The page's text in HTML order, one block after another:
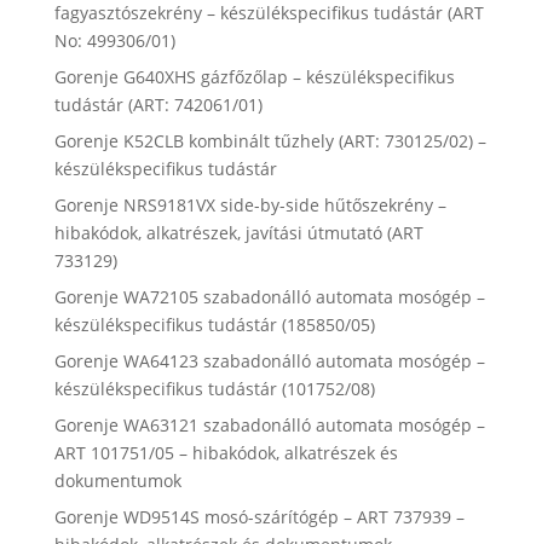
fagyasztószekrény – készülékspecifikus tudástár (ART
No: 499306/01)
Gorenje G640XHS gázfőzőlap – készülékspecifikus
tudástár (ART: 742061/01)
Gorenje K52CLB kombinált tűzhely (ART: 730125/02) –
készülékspecifikus tudástár
Gorenje NRS9181VX side-by-side hűtőszekrény –
hibakódok, alkatrészek, javítási útmutató (ART
733129)
Gorenje WA72105 szabadonálló automata mosógép –
készülékspecifikus tudástár (185850/05)
Gorenje WA64123 szabadonálló automata mosógép –
készülékspecifikus tudástár (101752/08)
Gorenje WA63121 szabadonálló automata mosógép –
ART 101751/05 – hibakódok, alkatrészek és
dokumentumok
Gorenje WD9514S mosó-szárítógép – ART 737939 –